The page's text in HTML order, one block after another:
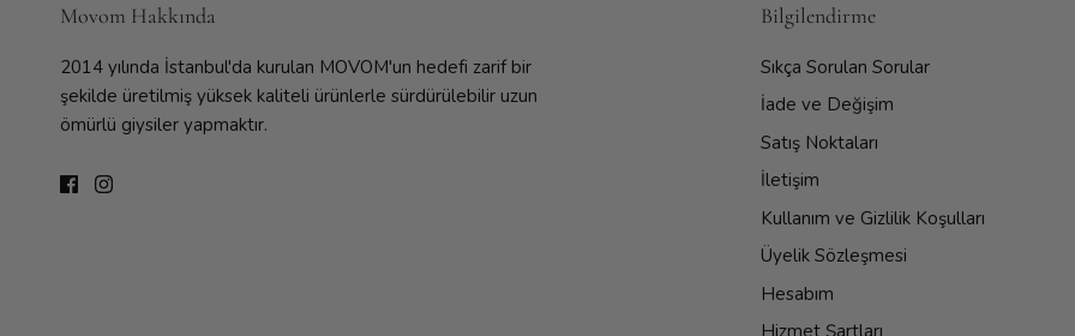
Movom Hakkında
2014 yılında İstanbul'da kurulan MOVOM'un hedefi zarif bir
şekilde üretilmiş yüksek kaliteli ürünlerle sürdürülebilir uzun
ömürlü giysiler yapmaktır.
Bilgilendirme
Sıkça Sorulan Sorular
İade ve Değişim
Satış Noktaları
İletişim
Kullanım ve Gizlilik Koşulları
Üyelik Sözleşmesi
Hesabım